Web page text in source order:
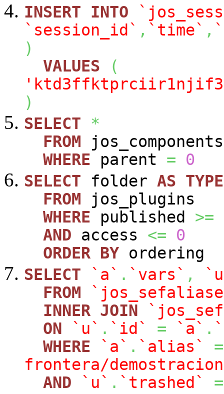
INSERT
INTO
`session_id` , `time` ,
)
VALUES
(
)
SELECT
*
FROM jos_components
WHERE parent =
0
SELECT folder AS TYPE
FROM jos_plugins
WHERE published >=
AND access <=
0
ORDER BY ordering
SELECT
`a` . `vars` ,
FROM
INNER JOIN
ON
`u` . `id` = `a` .
WHERE
`a` . `alias`
=
frontera/
AND
`u` . `trashed`
=